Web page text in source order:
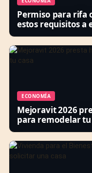
Permiso para rifa
estos requisitos a
ECONOMÍA
Mejoravit 2026
para remodelar tu